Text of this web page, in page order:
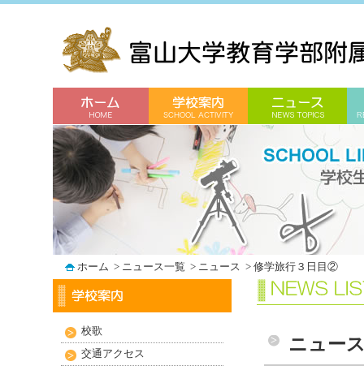
ホーム > ニュース一覧 > ニュース > 修学旅行３日目②
ニュー
校歌
交通アクセス